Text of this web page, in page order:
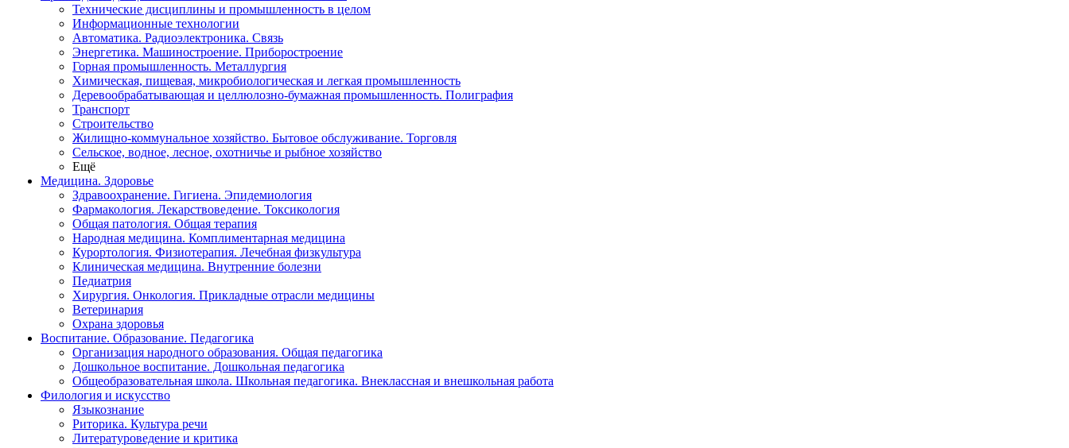
Технические дисциплины и промышленность в целом
Информационные технологии
Автоматика. Радиоэлектроника. Связь
Энергетика. Машиностроение. Приборостроение
Горная промышленность. Металлургия
Химическая, пищевая, микробиологическая и легкая промышленность
Деревообрабатывающая и целлюлозно-бумажная промышленность. Полиграфия
Транспорт
Строительство
Жилищно-коммунальное хозяйство. Бытовое обслуживание. Торговля
Сельское, водное, лесное, охотничье и рыбное хозяйство
Ещё
Медицина. Здоровье
Здравоохранение. Гигиена. Эпидемиология
Фармакология. Лекарствоведение. Токсикология
Общая патология. Общая терапия
Народная медицина. Комплиментарная медицина
Курортология. Физиотерапия. Лечебная физкультура
Клиническая медицина. Внутренние болезни
Педиатрия
Хирургия. Онкология. Прикладные отрасли медицины
Ветеринария
Охрана здоровья
Воспитание. Образование. Педагогика
Организация народного образования. Общая педагогика
Дошкольное воспитание. Дошкольная педагогика
Общеобразовательная школа. Школьная педагогика. Внеклассная и внешкольная работа
Филология и искусство
Языкознание
Риторика. Культура речи
Литературоведение и критика